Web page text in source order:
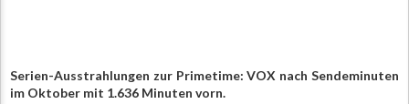
Serien-Ausstrahlungen zur Primetime: VOX nach Sendeminuten
im Oktober mit 1.636 Minuten vorn.